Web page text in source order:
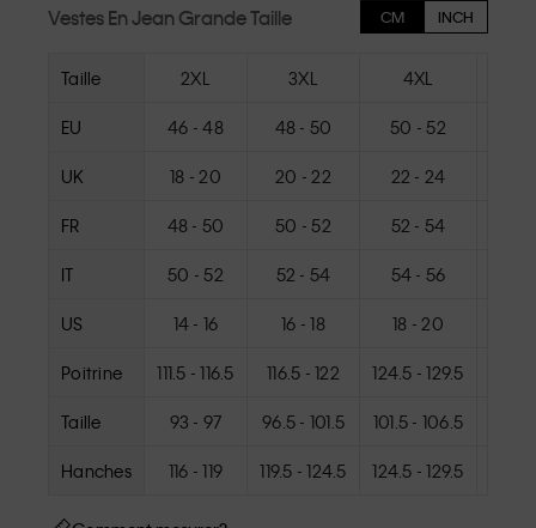
Vestes En Jean Grande Taille CM INCH
Taille 2XL 3XL 4XL
EU 46 - 48 48 - 50 50 - 52
UK 18 - 20 20 - 22 22 - 24
FR 48 - 50 50 - 52 52 - 54
IT 50 - 52 52 - 54 54 - 56
US 14 - 16 16 - 18 18 - 20
Poitrine 111.5 - 116.5 116.5 - 122 124.5 - 129.5
Taille 93 - 97 96.5 - 101.5 101.5 - 106.5
Hanches 116 - 119 119.5 - 124.5 124.5 - 129.5